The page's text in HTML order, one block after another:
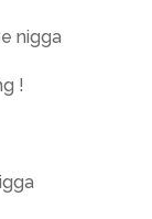
nigga
!